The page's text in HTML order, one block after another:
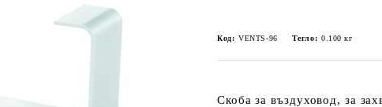
Код: VENTS-96 Тегло: 0.100 кг
Скоба за въздуховод, за